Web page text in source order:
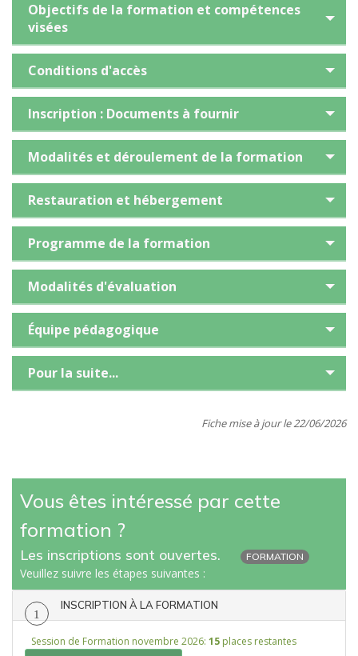
Objectifs de la formation et compétences
visées
Conditions d'accès
Inscription : Documents à fournir
Modalités et déroulement de la formation
Restauration et hébergement
Programme de la formation
Modalités d'évaluation
Équipe pédagogique
Pour la suite...
Fiche mise à jour le 22/06/2026
Vous êtes intéressé par cette
formation ?
Les inscriptions sont ouvertes. FORMATION
Veuillez suivre les étapes suivantes :
1
INSCRIPTION À LA FORMATION
Session de Formation novembre 2026: 15 places restantes